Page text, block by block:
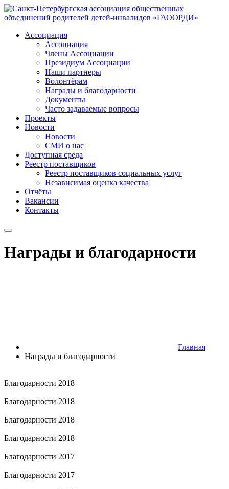
Ассоциация
Ассоциация
Члены Ассоциации
Президиум Ассоциации
Наши партнеры
Волонтёрам
Награды и благодарности
Документы
Часто задаваемые вопросы
Проекты
Новости
Новости
СМИ о нас
Доступная среда
Реестр поставщиков
Реестр поставщиков социальных услуг
Независимая оценка качества
Отчёты
Вакансии
Контакты
Награды и благодарности
Главная
Награды и благодарности
Благодарности 2018
Благодарности 2018
Благодарности 2018
Благодарности 2018
Благодарности 2017
Благодарности 2017